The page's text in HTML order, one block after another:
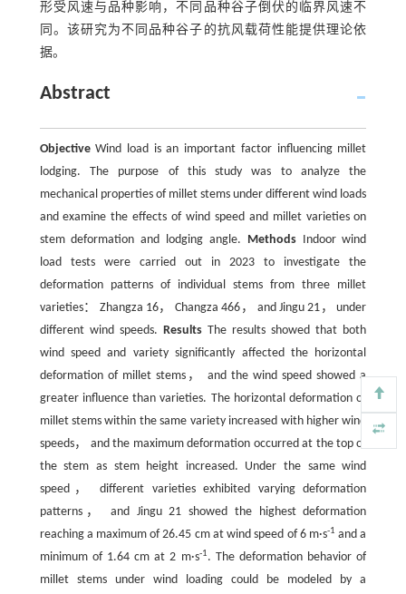
形受风速与品种影响，不同品种谷子倒伏的临界风速不
同。该研究为不同品种谷子的抗风载荷性能提供理论依
据。
Abstract
ObjectiveWind load is an important factor influencing millet
lodging. The purpose of this study was to analyze the
mechanical properties of millet stems under different wind loads
and examine the effects of wind speed and millet varieties on
stem deformation and lodging angle. MethodsIndoor wind
load tests were carried out in 2023 to investigate the
deformation patterns of individual stems from three millet
varieties： Zhangza 16， Changza 466， and Jingu 21， under
different wind speeds. ResultsThe results showed that both
wind speed and variety significantly affected the horizontal
deformation of millet stems， and the wind speed showed a
greater influence than varieties. The horizontal deformation of
millet stems within the same variety increased with higher wind
speeds， and the maximum deformation occurred at the top of
the stem as stem height increased. Under the same wind
speed， different varieties exhibited varying deformation
patterns， and Jingu 21 showed the highest deformation
reaching a maximum of 26.45 cm at wind speed of 6 m·s-1 and a
minimum of 1.64 cm at 2 m·s-1. The deformation behavior of
millet stems under wind loading could be modeled by a